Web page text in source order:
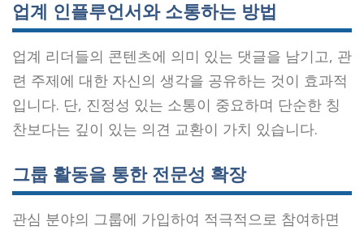
업계 인플루언서와 소통하는 방법
업계 리더들의 콘텐츠에 의미 있는 댓글을 남기고, 관
련 주제에 대한 자신의 생각을 공유하는 것이 효과적
입니다. 단, 진정성 있는 소통이 중요하며 단순한 칭
찬보다는 깊이 있는 의견 교환이 가치 있습니다.
그룹 활동을 통한 전문성 확장
관심 분야의 그룹에 가입하여 적극적으로 참여하면